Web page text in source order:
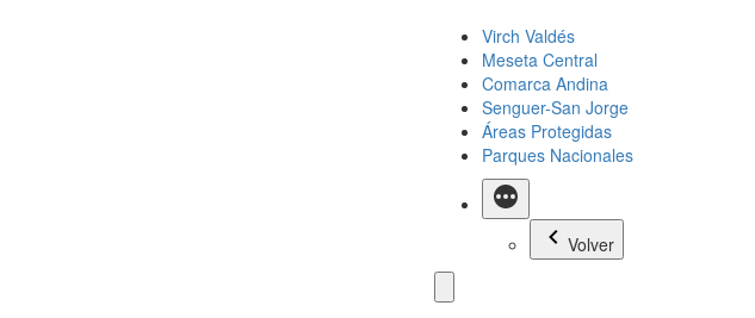
Virch Valdés
Meseta Central
Comarca Andina
Senguer-San Jorge
Áreas Protegidas
Parques Nacionales
Más
Volver